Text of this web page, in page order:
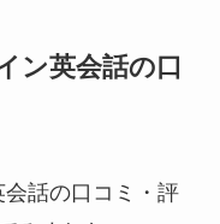
ン英会話の口
話の口コミ・評